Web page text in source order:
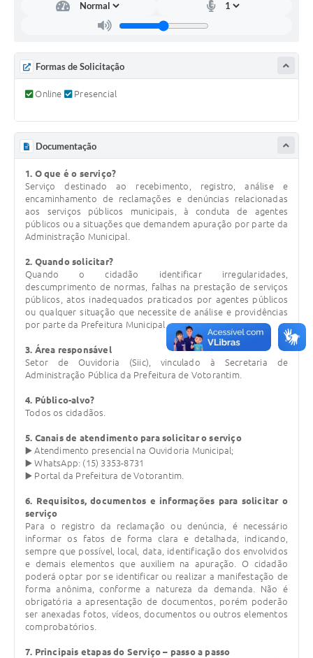
Jornal (Edições anteriores)
Plano Municipal de Saneamento Básico
Arquivos para Download
Guarda Civil Municipal (GCM)
Arborização urbana
Manual para arquivo de remessa – NFSe
Lei de Acesso à Informação
Galeria de Vídeos
IPTU Selo Verde
Notícias
Formas de Solicitação
Online Presencial
Documentação
1. O que é o serviço?
Serviço destinado ao recebimento, registro, análise e
encaminhamento de reclamações e denúncias relacionadas
aos serviços públicos municipais, à conduta de agentes
públicos ou a situações que demandem apuração por parte da
Administração Municipal.
2. Quando solicitar?
Quando o cidadão identificar irregularidades,
descumprimento de normas, falhas na prestação de serviços
públicos, atos inadequados praticados por agentes públicos
ou qualquer situação que necessite de análise e providências
por parte da Prefeitura Municipal.
3. Área responsável
Setor de Ouvidoria (Siic), vinculado à Secretaria de
Administração Pública da Prefeitura de Votorantim.
4. Público-alvo?
Todos os cidadãos.
5. Canais de atendimento para solicitar o serviço
▶️ Atendimento presencial na Ouvidoria Municipal;
▶️ WhatsApp: (15) 3353-8731
▶️ Portal da Prefeitura de Votorantim.
6. Requisitos, documentos e informações para solicitar o
serviço
Para o registro da reclamação ou denúncia, é necessário
informar os fatos de forma clara e detalhada, indicando,
sempre que possível, local, data, identificação dos envolvidos
e demais elementos que auxiliem na apuração. O cidadão
poderá optar por se identificar ou realizar a manifestação de
forma anônima, conforme a natureza da demanda. Não é
obrigatória a apresentação de documentos, porém poderão
ser anexadas fotos, vídeos, documentos ou outros elementos
comprobatórios.
7. Principais etapas do Serviço – passo a passo